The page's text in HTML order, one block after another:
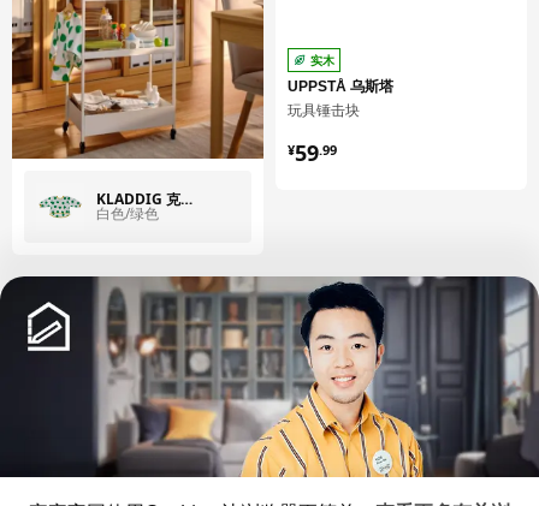
KLADDIG 克拉丁
白色/绿色
实木
UPPSTÅ 乌斯塔
玩具锤击块
¥59.99
¥ 59.99
中文 English